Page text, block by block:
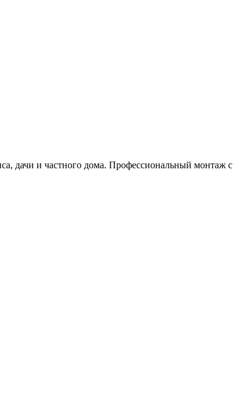
дачи и частного дома. Профессиональный монтаж с